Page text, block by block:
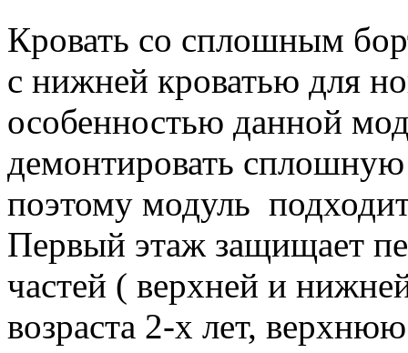
Кровать со сплошным
с нижней кроватью для
особенностью данной
демонтировать
поэтому модуль
Первый этаж защищает
частей ( верхней и
возраста 2-х лет,